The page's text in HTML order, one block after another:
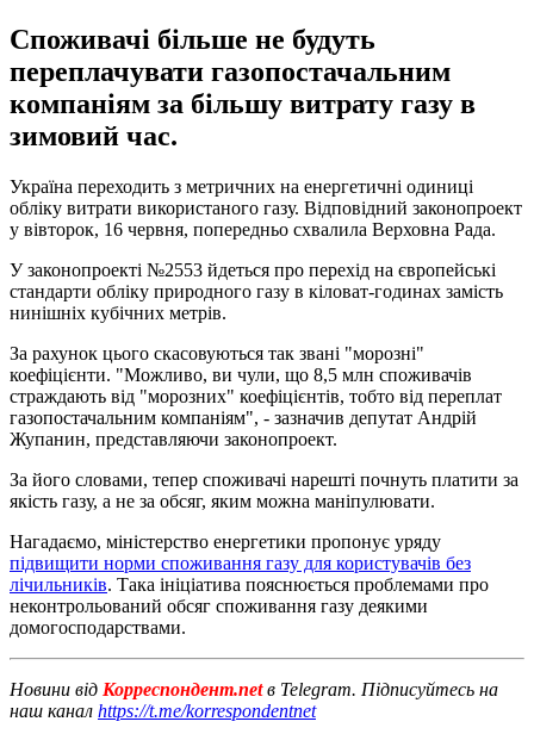
Споживачі більше не будуть
переплачувати газопостачальним
компаніям за більшу витрату газу в
зимовий час.
Україна переходить з метричних на енергетичні одиниці
обліку витрати використаного газу. Відповідний законопроект
у вівторок, 16 червня, попередньо схвалила Верховна Рада.
У законопроекті №2553 йдеться про перехід на європейські
стандарти обліку природного газу в кіловат-годинах замість
нинішніх кубічних метрів.
За рахунок цього скасовуються так звані "морозні"
коефіцієнти. "Можливо, ви чули, що 8,5 млн споживачів
страждають від "морозних" коефіцієнтів, тобто від переплат
газопостачальним компаніям", - зазначив депутат Андрій
Жупанин, представляючи законопроект.
За його словами, тепер споживачі нарешті почнуть платити за
якість газу, а не за обсяг, яким можна маніпулювати.
Нагадаємо, міністерство енергетики пропонує уряду
підвищити норми споживання газу для користувачів без
лічильників. Така ініціатива пояснюється проблемами про
неконтрольований обсяг споживання газу деякими
домогосподарствами.
Новини від Корреспондент.netв Telegram. Підписуйтесь на
наш канал https://t.me/korrespondentnet